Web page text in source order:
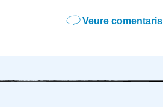
Veure comentaris